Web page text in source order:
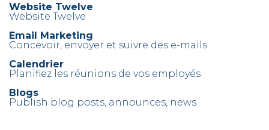
Website Twelve
Website Twelve
Email Marketing
Concevoir, envoyer et suivre des e-mails
Calendrier
Planifiez les réunions de vos employés
Blogs
Publish blog posts, announces, news